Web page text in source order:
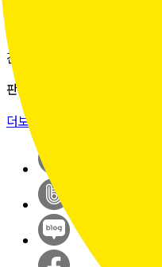
간단한 가입 프로세스 & 편리한
판매 시스템
더보기 >